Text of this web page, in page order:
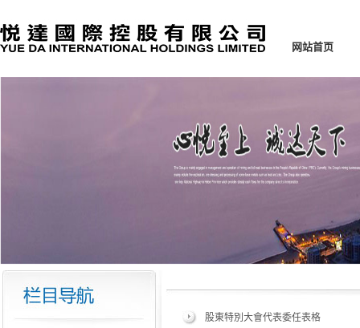
网站首页
股東特別大會代表委任表格